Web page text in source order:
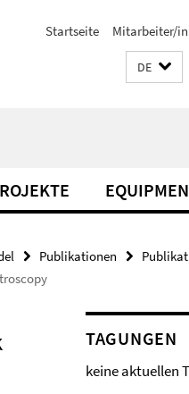
Startseite Mitarbeiter/
DE
Publikationen
TAGUNGEN
keine aktuellen